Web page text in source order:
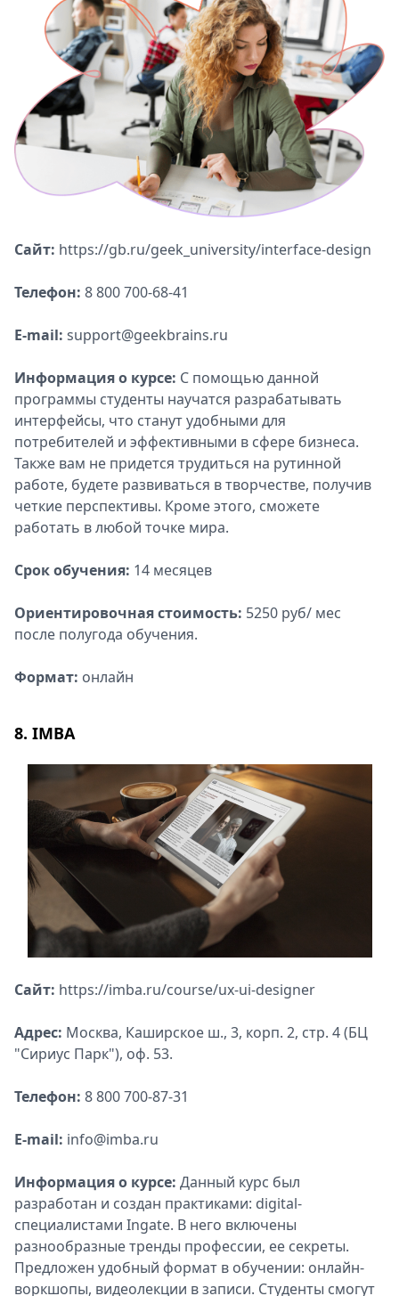
Сайт: https://gb.ru/geek_university/interface-design
Телефон: 8 800 700-68-41
E-mail: support@geekbrains.ru
Информация о курсе: С помощью данной
программы студенты научатся разрабатывать
интерфейсы, что станут удобными для
потребителей и эффективными в сфере бизнеса.
Также вам не придется трудиться на рутинной
работе, будете развиваться в творчестве, получив
четкие перспективы. Кроме этого, сможете
работать в любой точке мира.
Срок обучения: 14 месяцев
Ориентировочная стоимость: 5250 руб/ мес
после полугода обучения.
Формат: онлайн
8. IMBA
Сайт: https://imba.ru/course/ux-ui-designer
Адрес: Москва, Каширское ш., 3, корп. 2, стр. 4 (БЦ
"Сириус Парк"), оф. 53.
Телефон: 8 800 700-87-31
E-mail: info@imba.ru
Информация о курсе: Данный курс был
разработан и создан практиками: digital-
специалистами Ingate. В него включены
разнообразные тренды профессии, ее секреты.
Предложен удобный формат в обучении: онлайн-
воркшопы, видеолекции в записи. Студенты смогут